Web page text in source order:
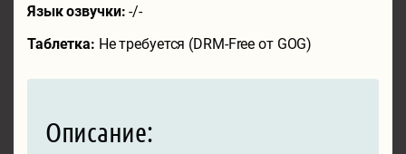
Язык озвучки:-/-
Таблетка: Не требуется (DRM-Free от GOG)
Описание: